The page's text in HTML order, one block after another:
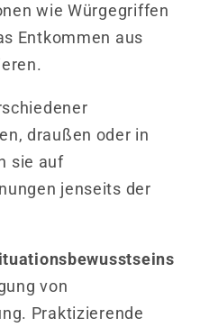
wie Würgegriffen
Entkommen aus
draußen oder in
sie auf
jenseits der
von
Praktizierende